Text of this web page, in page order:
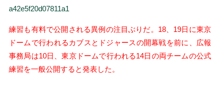
a42e5f20d07811a1
練習も有料で公開される異例の注目ぶりだ。18、19日に東京
ドームで行われるカブスとドジャースの開幕戦を前に、広報
事務局は10日、東京ドームで行われる14日の両チームの公式
練習を一般公開すると発表した。